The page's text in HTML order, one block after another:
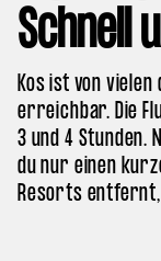
Schnell
Kos ist von
erreichbar. Die
3 und 4 Stunden.
du nur einen
Resorts entfernt,